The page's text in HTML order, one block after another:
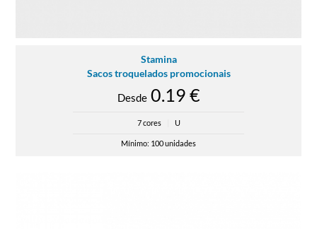
Stamina
Sacos troquelados promocionais
Desde0.19 €
7 cores U
Mínimo: 100 unidades